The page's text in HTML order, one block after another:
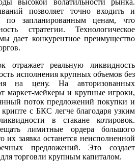
высокой волатильности рынка.
позволяет точно входить и
по запланированным ценам, что
стратегии. Технологическое
дает конкурентное преимущество
отражает реальную ликвидность
исполнения крупных объемов без
на цену. На авторизованных
маркет-мейкеры и крупные игроки,
поток предложений покупки и
с БКС легче благодаря узким
в стакане котировок.
лимитные ордера большого
их заявка останется неисполненной
предложений. Это создает
торговли крупным капиталом.